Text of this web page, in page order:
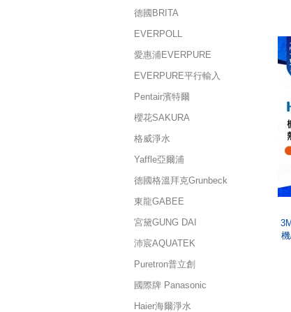
德國BRITA
EVERPOLL
愛惠浦EVERPURE
EVERPURE平行輸入
Pentair濱特爾
櫻花SAKURA
格威淨水
Yaffle亞爾浦
德國格溫拜克Grunbeck
東龍GABEE
宮黛GUNG DAI
沛宸AQUATEK
Puretron普立創
國際牌 Panasonic
Haier海爾淨水